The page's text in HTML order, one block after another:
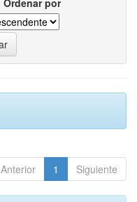
Ordenar por
Anterior 1 Siguiente